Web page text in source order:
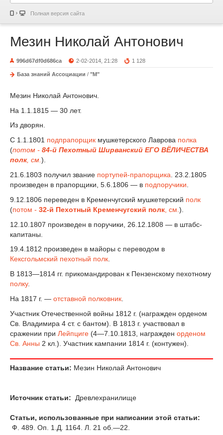
Полная версия сайта
Мезин Николай Антонович
996d67df0d686ca 2-02-2014, 21:28 1 128
База знаний Ассоциации / "М"
Мезин Николай Антонович.
На 1.1.1815 — 30 лет.
Из дворян.
С 1.1.1801 подпрапорщик мушкетерского Лаврова полка
(потом - 84-й Пехотный Ширванский ЕГО ВЁЛИЧЕСТВА
полк, см. ).
21.6.1803 получил звание портупей-прапорщика . 23.2.1805
произведен в прапорщики, 5.6.1806 — в подпоручики
9.12.1806 переведен в Кременчугский мушкетерский полк
(потом - 32-й Пехотный Кременчугский полк , см. ).
12.10.1807 произведен в поручики, 26.12.1808 — в штабс-
капитаны.
19.4.1812 произведен в майоры с переводом в
Кексгольмский пехотный полк.
В 1813—1814 гг. прикомандирован к Пензенскому пехотному
полку.
На 1817 г. — отставной полковник
Участник Отечественной войны 1812 г. (награжден орденом
Св. Владимира 4 ст. с бантом). В 1813 г. участвовал в
сражении при Лейпциге (4—7.10.1813, награжден орденом
Св. Анны 2 кл.). Участник кампании 1814 г. (контужен).
Название статьи: Мезин Николай Антонович
Источник статьи: Древлехранилище
Статьи, использованные при написании этой статьи:
Ф. 489. Оп. 1.Д. 1164. Л. 21 об.—22.